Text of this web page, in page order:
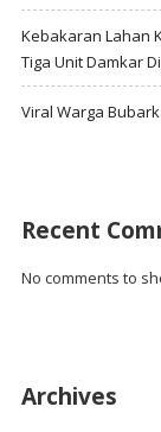
Kebakaran Lahan
Tiga Unit Damkar
Viral Warga
Recent
No comments to
Archives